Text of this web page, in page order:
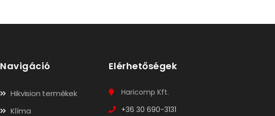
Navigáció
Hikvision termékek
Klíma
Elérhetőségek
Haricomp Kft.
+36 30 690-3131